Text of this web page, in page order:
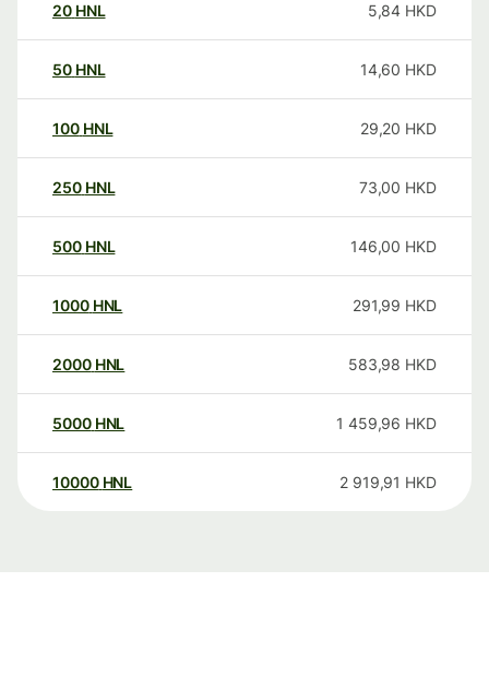
20 HNL 5,84 HKD
50 HNL 14,60 HKD
100 HNL 29,20 HKD
250 HNL 73,00 HKD
500 HNL 146,00 HKD
1000 HNL 291,99 HKD
2000 HNL 583,98 HKD
5000 HNL 1 459,96 HKD
10000 HNL 2 919,91 HKD